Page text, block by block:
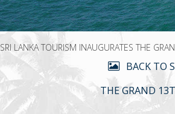
SRI LANKA TOURISM INAUGURATES THE
BACK TO
THE GRAND